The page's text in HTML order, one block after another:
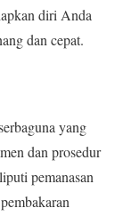
diri Anda
dan cepat.
yang
dan prosedur
pemanasan